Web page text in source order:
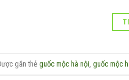
gắn thẻ guốc mộc hà nội guốc mộc